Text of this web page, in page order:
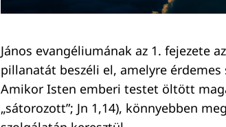
János evangéliumának az 1. fejezete
pillanatát beszéli el, amelyre
Amikor Isten emberi testet öltött
„sátorozott”; Jn 1,14), könnyebben